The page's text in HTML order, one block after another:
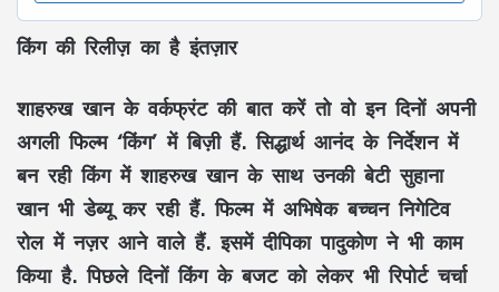
किंग की रिलीज़ का है इंतज़ार
शाहरुख खान के वर्कफ्रंट की बात करें तो वो इन दिनों अपनी
अगली फिल्म ‘किंग’ में बिज़ी हैं. सिद्धार्थ आनंद के निर्देशन में
बन रही किंग में शाहरुख खान के साथ उनकी बेटी सुहाना
खान भी डेब्यू कर रही हैं. फिल्म में अभिषेक बच्चन निगेटिव
रोल में नज़र आने वाले हैं. इसमें दीपिका पादुकोण ने भी काम
किया है. पिछले दिनों किंग के बजट को लेकर भी रिपोर्ट चर्चा